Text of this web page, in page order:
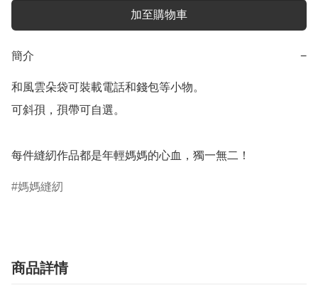
加至購物車
簡介 −
和風雲朵袋可裝載電話和錢包等小物。
可斜孭，孭帶可自選。
每件縫紉作品都是年輕媽媽的心血，獨一無二！
媽媽縫紉
商品詳情